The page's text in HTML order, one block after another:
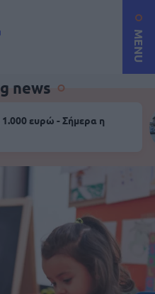
MENU
news
ευρώ - Σήμερα η